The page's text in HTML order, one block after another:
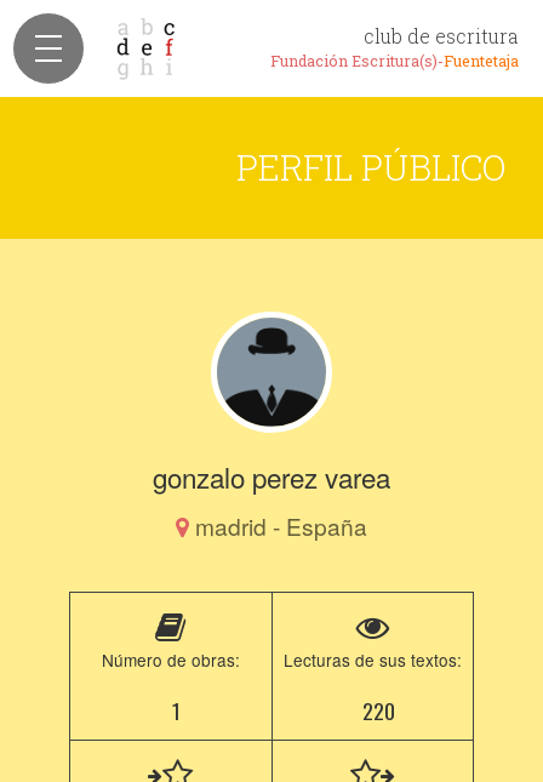
club de escritura
Fundación Escritura(s)-Fuentetaja
PERFIL PÚBLICO
gonzalo perez varea
madrid - España
Número de obras:
1
Lecturas de sus textos:
220